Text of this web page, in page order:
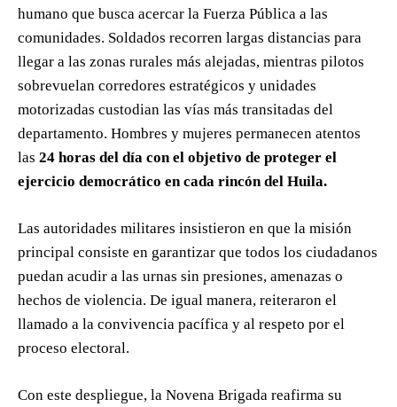
humano que busca acercar la Fuerza Pública a las
comunidades. Soldados recorren largas distancias para
llegar a las zonas rurales más alejadas, mientras pilotos
sobrevuelan corredores estratégicos y unidades
motorizadas custodian las vías más transitadas del
departamento. Hombres y mujeres permanecen atentos
las 24 horas del día con el objetivo de proteger el
ejercicio democrático en cada rincón del Huila.
Las autoridades militares insistieron en que la misión
principal consiste en garantizar que todos los ciudadanos
puedan acudir a las urnas sin presiones, amenazas o
hechos de violencia. De igual manera, reiteraron el
llamado a la convivencia pacífica y al respeto por el
proceso electoral.
Con este despliegue, la Novena Brigada reafirma su